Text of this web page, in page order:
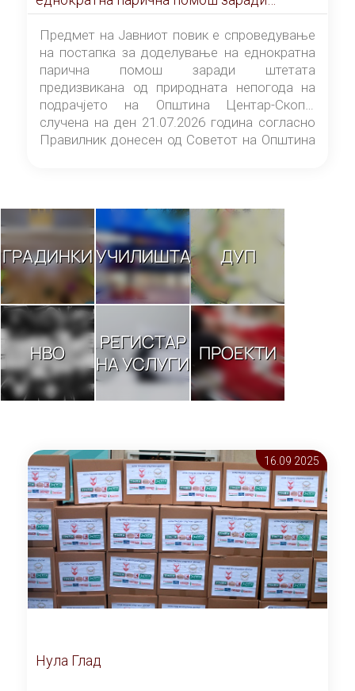
штетата предизвикана од природната
непогода на подрачјето на Општина
Центар-Скопје случена на ден 21.07.2026
година
Предмет на Јавниот повик е спроведување
на постапка за доделување на еднократна
парична помош заради штетата
предизвикана од природната непогода на
подрачјето на Општина Центар-Скопје
случена на ден 21.07.2026 година согласно
Правилник донесен од Советот на Општина
ГРАДИНКИУЧИЛИШТА ДУП
НВО
РЕГИСТАР
НА УСЛУГИ ПРОЕКТИ
16.09 2025
Нула Глад